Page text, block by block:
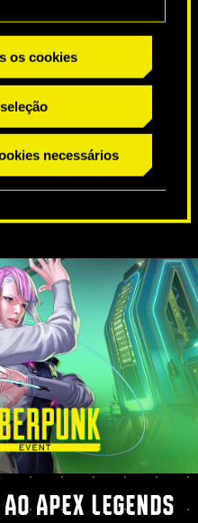
os cookies
necessários
SAIBA MAIS
APEX LEGENDS